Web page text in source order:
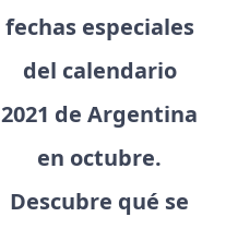
fechas especiales
del calendario
2021 de Argentina
en octubre.
Descubre qué se